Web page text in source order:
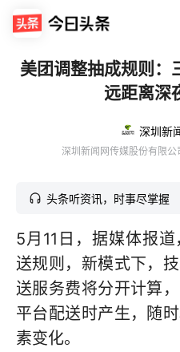
美团调整抽成规则：
远距离深
深圳新
头条听资讯，时事尽掌握
5月11日，据媒体报
送规则，新模式下，
送服务费将分开计算
平台配送时产生，随
素变化。